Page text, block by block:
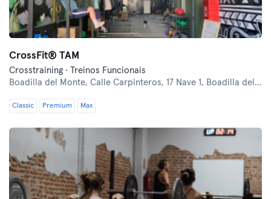
CrossFit® TAM
Crosstraining · Treinos Funcionais
Boadilla del Monte, Calle Carpinteros, 17 Nave 1, Boadilla del monte
Classic Premium Max